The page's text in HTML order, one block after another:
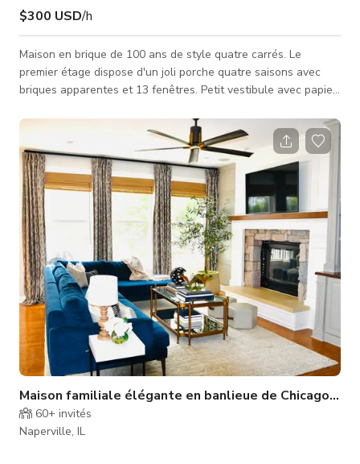
$300 USD/h
Maison en brique de 100 ans de style quatre carrés. Le
premier étage dispose d'un joli porche quatre saisons avec
briques apparentes et 13 fenêtres. Petit vestibule avec papier
avec sol en pierre, plans de travail en marbre, appareils en
acier inoxydable, armoires en bois moyen. Le salon a une
cheminée, des rangements intégrés, un siège de fenêtre, des
lambris et un plafond à caissons. La salle de bain est un
ancien bureau
Maison familiale élégante en banlieue de Chicagoland
60+ invités
Naperville, IL